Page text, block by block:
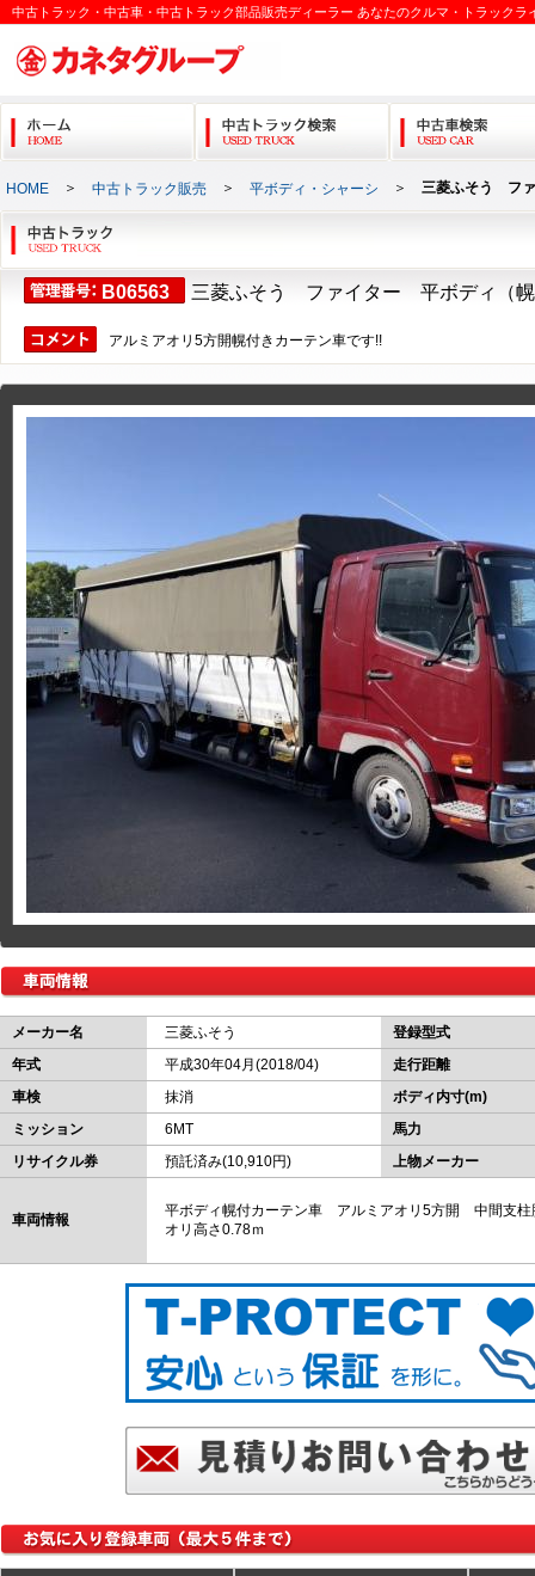
中古トラック・中古車・中古トラック部品販売ディーラー あなたのクルマ・トラックラ
HOME ＞ 中古トラック販売 ＞ 平ボディ・シャーシ ＞ 三菱ふそう フ
B06563 三菱ふそう ファイター 平ボディ（
アルミアオリ5方開幌付きカーテン車です!!
メーカー名 三菱ふそう
登録型式
年式
平成30年04月(2018/04)
走行距離
車検
抹消
ボディ内寸(m)
ミッション
6MT
馬力
リサイクル券
預託済み(10,910円) 上物メーカー
車両情報
平ボディ幌付カーテン車 アルミアオリ5方開 中間
オリ高さ0.78ｍ